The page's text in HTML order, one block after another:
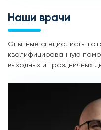
Наши врачи
Опытные специалисты
квалифицированную
выходных и праздничных